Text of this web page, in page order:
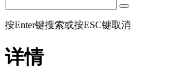
按Enter键搜索或按ESC键取消
详情